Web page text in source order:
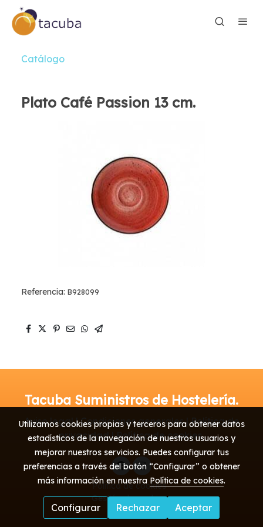
Catálogo
Plato Café Passion 13 cm.
Referencia: B928099
Tacuba Suministros de Hostelería.
Aviso legal | Condiciones generales | Política de
privacidad | Política de cookies
Política de cookies
Gestión de cookies
Utilizamos cookies propias y terceros para obtener datos
estadísticos de la navegación de nuestros usuarios y
mejorar nuestros servicios. Puedes configurar tus
preferencias a través del botón “Configurar” o obtener
más información en nuestra Política de cookies.
Configurar Rechazar Aceptar